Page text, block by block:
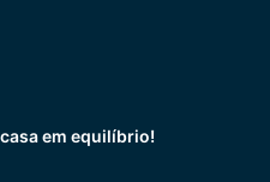
em equilíbrio!